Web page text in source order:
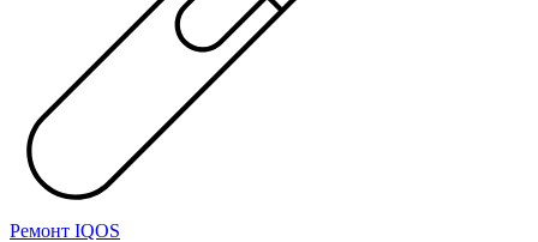
Ремонт IQOS